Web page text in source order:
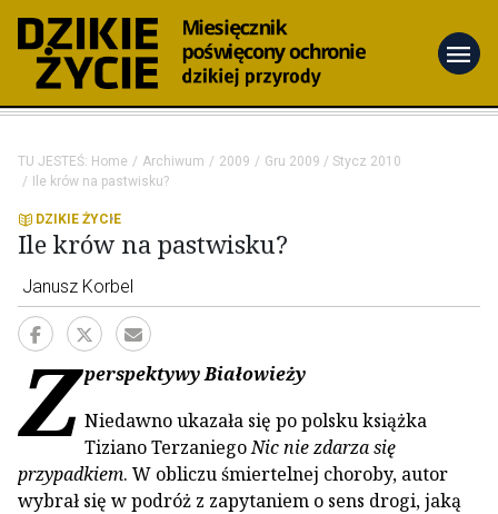
menu
TU JESTEŚ: Home Archiwum 2009
Gru 2009 / Stycz 2010
Ile krów na pastwisku?
DZIKIE ŻYCIE
Ile krów na pastwisku?
Janusz Korbel
Zperspektywy Białowieży
Niedawno ukazała się po polsku książka
Tiziano TerzaniegoNic nie zdarza się
przypadkiem. W obliczu śmiertelnej choroby, autor
wybrał się w podróż z zapytaniem o sens drogi, jaką